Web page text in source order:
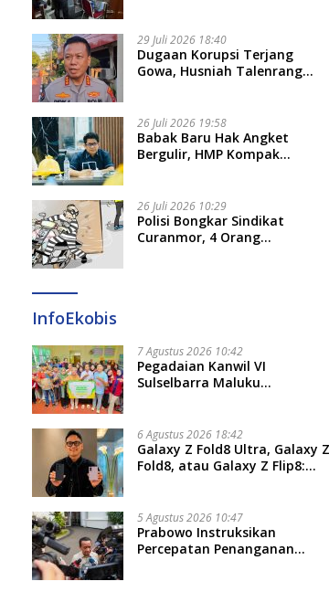
Rp16 Miliar
29 Juli 2026 18:40
Dugaan Korupsi Terjang
Gowa, Husniah Talenrang
26 Juli 2026 19:58
​Babak Baru Hak Angket
Bergulir, HMP Kompak
26 Juli 2026 10:29
Polisi Bongkar Sindikat
Curanmor, 4 Orang
InfoEkobis
7 Agustus 2026 10:42
Pegadaian Kanwil VI
Sulselbarra Maluku
Masyarakat
6 Agustus 2026 18:42
Galaxy Z Fold8 Ultra, Galaxy Z
Fold8, atau Galaxy Z Flip8:
5 Agustus 2026 10:47
Prabowo Instruksikan
Percepatan Penanganan